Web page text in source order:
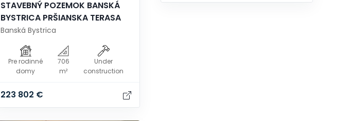
STAVEBNÝ POZEMOK BANSKÁ
BYSTRICA PRŠIANSKA TERASA
Banská Bystrica
Pre rodinné
domy
706
m²
Under
construction
223 802 €